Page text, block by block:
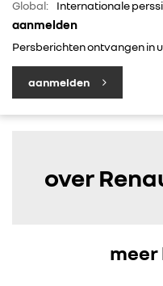
Global:
Internationale
aanmelden
Persberichten ontvangen in
aanmelden
over